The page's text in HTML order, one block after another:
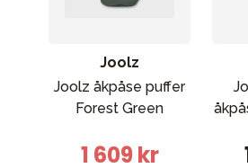
Joolz
Joolz åkpåse puffer
Forest Green
1 609 kr